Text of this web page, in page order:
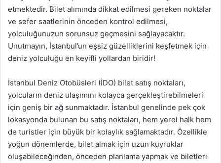
etmektedir. Bilet alımında dikkat edilmesi gereken noktalar
ve sefer saatlerinin önceden kontrol edilmesi,
yolculuğunuzun sorunsuz geçmesini sağlayacaktır.
Unutmayın, İstanbul’un eşsiz güzelliklerini keşfetmek için
deniz yolculuğu en keyifli yollardan biridir!
İstanbul Deniz Otobüsleri (İDO) bilet satış noktaları,
yolcuların deniz ulaşımını kolayca gerçekleştirebilmeleri
için geniş bir ağ sunmaktadır. İstanbul genelinde pek çok
lokasyonda bulunan bu satış noktaları, hem yerel halk hem
de turistler için büyük bir kolaylık sağlamaktadır. Özellikle
yoğun dönemlerde, bilet almak için uzun kuyruklar
oluşabileceğinden, önceden planlama yapmak ve biletleri